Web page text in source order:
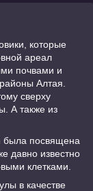
которые
ареал
почвами и
Алтая.
сверху
А также из
была посвящена
давно известно
клетками.
в качестве